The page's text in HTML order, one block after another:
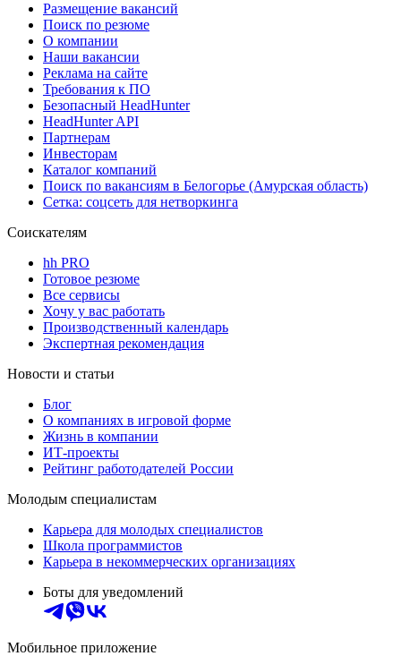
Размещение вакансий
Поиск по резюме
О компании
Наши вакансии
Реклама на сайте
Требования к ПО
Безопасный HeadHunter
HeadHunter API
Партнерам
Инвесторам
Каталог компаний
Поиск по вакансиям в Белогорье (Амурская область)
Сетка: соцсеть для нетворкинга
Соискателям
hh PRO
Готовое резюме
Все сервисы
Хочу у вас работать
Производственный календарь
Экспертная рекомендация
Новости и статьи
Блог
О компаниях в игровой форме
Жизнь в компании
ИТ-проекты
Рейтинг работодателей России
Молодым специалистам
Карьера для молодых специалистов
Школа программистов
Карьера в некоммерческих организациях
Боты для уведомлений
Мобильное приложение